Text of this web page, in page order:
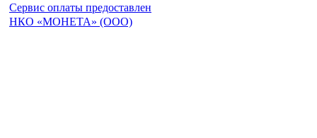
Сервис оплаты предоставлен
НКО «МОНЕТА» (ООО)